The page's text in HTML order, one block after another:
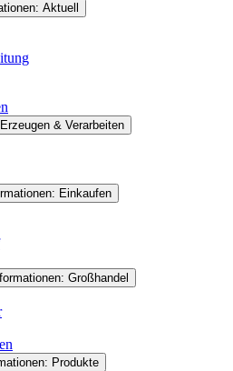
Aktuell
& Verarbeiten
Einkaufen
Großhandel
Produkte